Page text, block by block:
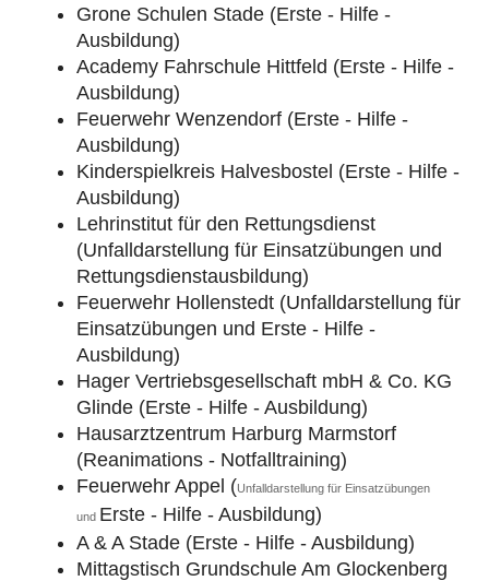
Grone Schulen Stade (Erste - Hilfe -
Ausbildung)
Academy Fahrschule Hittfeld (Erste - Hilfe -
Ausbildung)
Feuerwehr Wenzendorf (Erste - Hilfe -
Ausbildung)
Kinderspielkreis Halvesbostel (Erste - Hilfe -
Ausbildung)
Lehrinstitut für den Rettungsdienst
(Unfalldarstellung für Einsatzübungen und
Rettungsdienstausbildung)
Feuerwehr Hollenstedt (Unfalldarstellung für
Einsatzübungen und Erste - Hilfe -
Ausbildung)
Hager Vertriebsgesellschaft mbH & Co. KG
Glinde (Erste - Hilfe - Ausbildung)
Hausarztzentrum Harburg Marmstorf
(Reanimations - Notfalltraining)
Feuerwehr Appel (Unfalldarstellung für Einsatzübungen
und Erste - Hilfe - Ausbildung)
A & A Stade (Erste - Hilfe - Ausbildung)
Mittagstisch Grundschule Am Glockenberg